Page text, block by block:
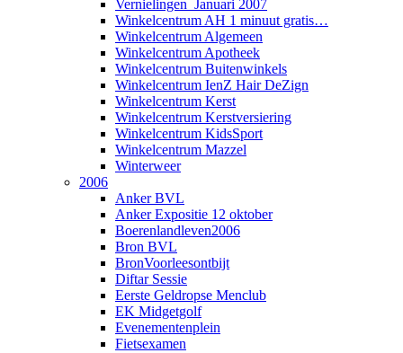
Vernielingen_Januari 2007
Winkelcentrum AH 1 minuut gratis…
Winkelcentrum Algemeen
Winkelcentrum Apotheek
Winkelcentrum Buitenwinkels
Winkelcentrum IenZ Hair DeZign
Winkelcentrum Kerst
Winkelcentrum Kerstversiering
Winkelcentrum KidsSport
Winkelcentrum Mazzel
Winterweer
2006
Anker BVL
Anker Expositie 12 oktober
Boerenlandleven2006
Bron BVL
BronVoorleesontbijt
Diftar Sessie
Eerste Geldropse Menclub
EK Midgetgolf
Evenementenplein
Fietsexamen